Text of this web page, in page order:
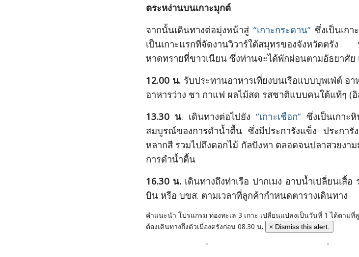
ตระหง่านบนเกาะมุกต์
จากนั้นเดินทางต่อมุ่งหน้าสู่ “เกาะกระดาน”ซึ่งเป็นเกา
เป็นเกาะแรกที่จัดงานวิวาร์ใต้สมุทรของจังหวัดตรัง ท่า
หาดทรายที่ขาวเนียน ซึ่งท่านจะได้พักผ่อนตามอัธยาศัย
12.00 น.รับประทานอาหารเที่ยงบนเรือแบบบุพเฟ่ต์ อ
อาหารว่าง ชา กาแฟ ผลไม้สด รสชาติแบบคนใต้แท้ๆ (
13.30 น. เดินทางต่อไปยัง “เกาะเชือก” ซึ่งเป็นเกาะ
สมบูรณ์ของการดำน้ำตื้น ซึ่งมีประการังแข็ง ประการั
หลากสี รวมไปถึงดอกไม้ กัลปังหา ตลอดจนปลาสวยง
การดำน้ำตื้น
16.30 น. เดินทางถึงท่าเรือ ปากเมง อาบน้ำเปลี่ยนเสื้
บิน หรือ บขส. ตามเวลาที่ลูกค้ากำหนดตารางเดินทาง
คำแนะนำ โปรแกรม ท่องทะเล 3 เกาะ เปลี่ยนแปลงเป็นวันที่ 1 ได้ตาม
ต้องเดินทางถึงตัวเมืองตรังก่อน 08.30 น. × Dismiss this alert.